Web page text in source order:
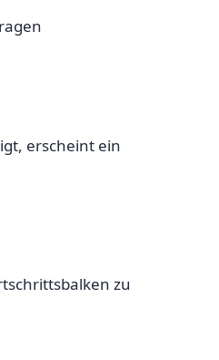
erscheint ein
zu